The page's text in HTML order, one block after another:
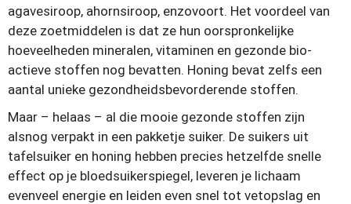
agavesiroop, ahornsiroop, enzovoort. Het voordeel van
deze zoetmiddelen is dat ze hun oorspronkelijke
hoeveelheden mineralen, vitaminen en gezonde bio-
actieve stoffen nog bevatten. Honing bevat zelfs een
aantal unieke gezondheidsbevorderende stoffen.
Maar – helaas – al die mooie gezonde stoffen zijn
alsnog verpakt in een pakketje suiker. De suikers uit
tafelsuiker en honing hebben precies hetzelfde snelle
effect op je bloedsuikerspiegel, leveren je lichaam
evenveel energie en leiden even snel tot vetopslag en